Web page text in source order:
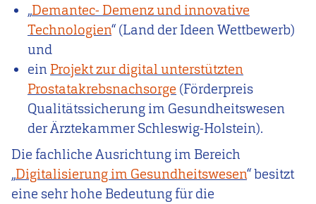
„Demantec- Demenz und innovative
Technologien“ (Land der Ideen Wettbewerb)
und
ein Projekt zur digital unterstützten
Prostatakrebsnachsorge (Förderpreis
Qualitätssicherung im Gesundheitswesen
der Ärztekammer Schleswig-Holstein).
Die fachliche Ausrichtung im Bereich
„Digitalisierung im Gesundheitswesen“ besitzt
eine sehr hohe Bedeutung für die